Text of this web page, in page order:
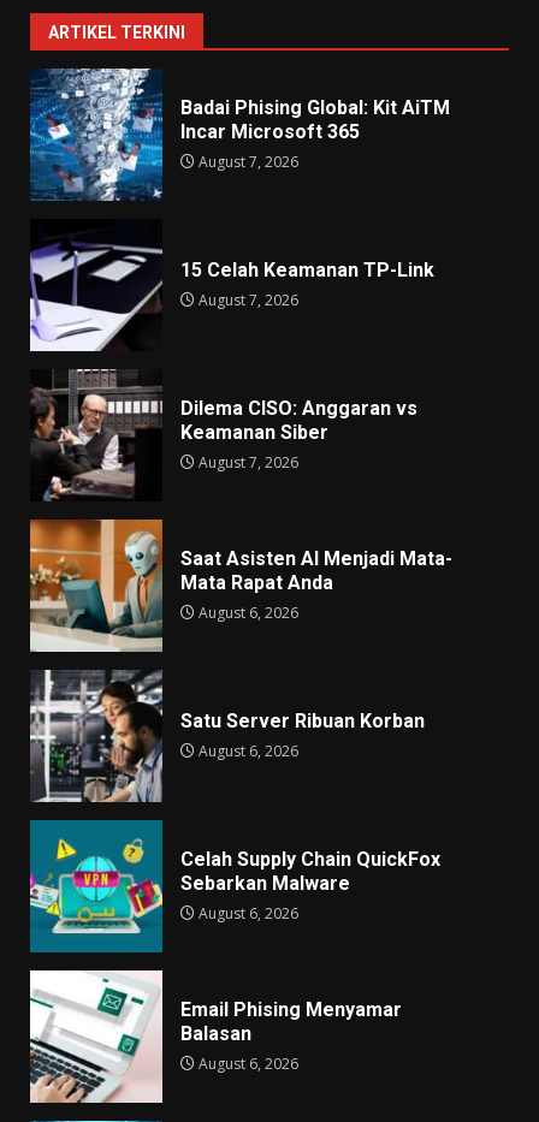
ARTIKEL TERKINI
Badai Phising Global: Kit AiTM
Incar Microsoft 365
August 7, 2026
15 Celah Keamanan TP-Link
August 7, 2026
Dilema CISO: Anggaran vs
Keamanan Siber
August 7, 2026
Saat Asisten AI Menjadi Mata-
Mata Rapat Anda
August 6, 2026
Satu Server Ribuan Korban
August 6, 2026
Celah Supply Chain QuickFox
Sebarkan Malware
August 6, 2026
Email Phising Menyamar
Balasan
August 6, 2026